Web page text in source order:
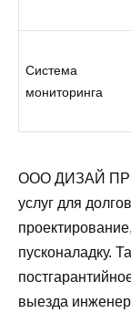
Система
мониторинга
ООО ДИЗАЙ
услуг для
пусконаладку.
выезда